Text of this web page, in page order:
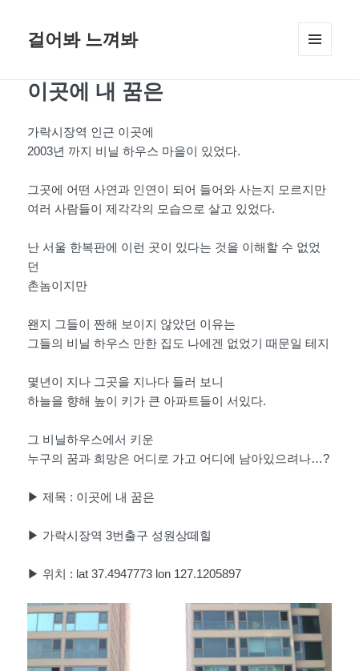
걸어봐 느껴봐
이곳에 내 꿈은
가락시장역 인근 이곳에
2003년 까지 비닐 하우스 마을이 있었다.
그곳에 어떤 사연과 인연이 되어 들어와 사는지 모르지만
여러 사람들이 제각각의 모습으로 살고 있었다.
난 서울 한복판에 이런 곳이 있다는 것을 이해할 수 없었
던
촌놈이지만
왠지 그들이 짠해 보이지 않았던 이유는
그들의 비닐 하우스 만한 집도 나에겐 없었기 때문일 테지
몇년이 지나 그곳을 지나다 들러 보니
하늘을 향해 높이 키가 큰 아파트들이 서있다.
그 비닐하우스에서 키운
누구의 꿈과 희망은 어디로 가고 어디에 남아있으려나…?
▶ 제목 : 이곳에 내 꿈은
▶ 가락시장역 3번출구 성원상떼힐
▶ 위치 : lat 37.4947773 lon 127.1205897